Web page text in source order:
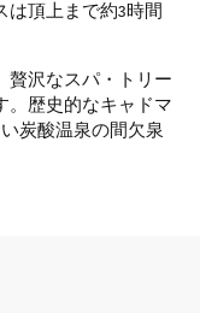
は頂上まで約3時間
贅沢なスパ・トリー
。歴史的なキャドマ
炭酸温泉の間欠泉